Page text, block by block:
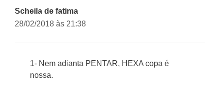
Scheila de fatima
28/02/2018 às 21:38
1- Nem adianta PENTAR, HEXA copa é
nossa.